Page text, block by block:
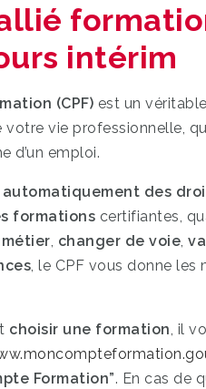
allié
intérim
(CPF) est un
vie professionnelle,
d’un emploi.
automatiquement des
formations certifiantes,
changer de voie ,
, le CPF vous donne
choisir une formation , il
Formation”. En cas de